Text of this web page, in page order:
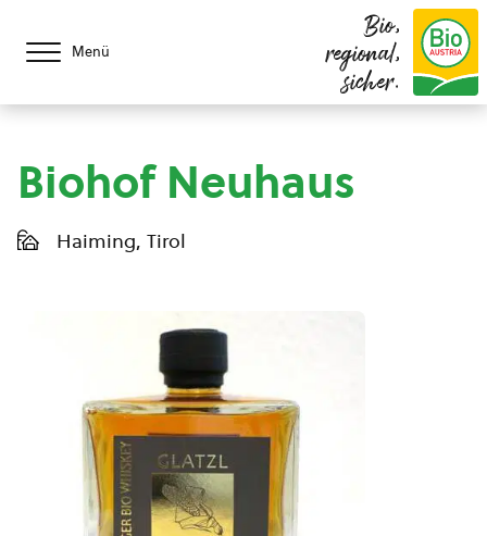
Menü
Bio,
regional,
sicher.
Biohof Neuhaus
Haiming, Tirol